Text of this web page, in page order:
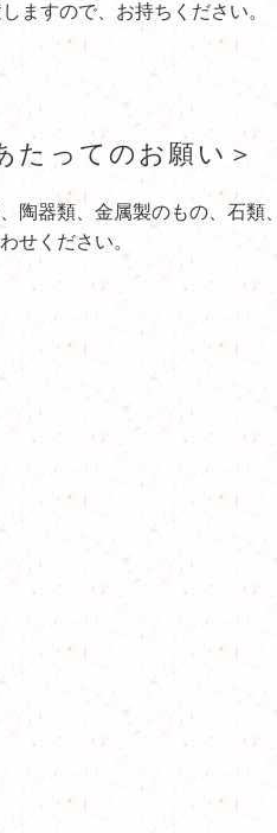
ますので、お持ちください。
たってのお願い＞
陶器類、金属製のもの、石類
せください。